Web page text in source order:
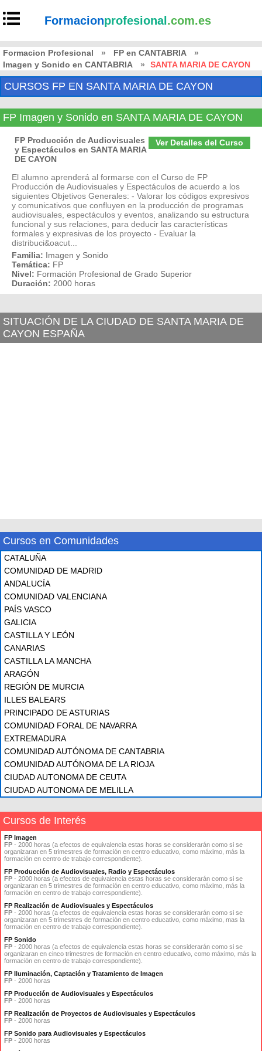
Formacionprofesional .com.es
Formacion Profesional » FP en CANTABRIA
»
Imagen y Sonido en CANTABRIA
» SANTA MARIA DE CAYON
CURSOS FP EN SANTA MARIA DE CAYON
FP Imagen y Sonido en SANTA MARIA DE CAYON
Ver Detalles del Curso
FP Producción de Audiovisuales
y Espectáculos en SANTA MARIA
DE CAYON
El alumno aprenderá al formarse con el Curso de FP
Producción de Audiovisuales y Espectáculos de acuerdo a los
siguientes Objetivos Generales: - Valorar los códigos expresivos
y comunicativos que confluyen en la producción de programas
audiovisuales, espectáculos y eventos, analizando su estructura
funcional y sus relaciones, para deducir las características
formales y expresivas de los proyecto - Evaluar la
distribuci&oacut...
Familia: Imagen y Sonido
Temática: FP
Nivel: Formación Profesional de Grado Superior
Duración: 2000 horas
SITUACIÓN DE LA CIUDAD DE SANTA MARIA DE
CAYON ESPAÑA
Cursos en Comunidades
CATALUÑA
COMUNIDAD DE MADRID
ANDALUCÍA
COMUNIDAD VALENCIANA
PAÍS VASCO
GALICIA
CASTILLA Y LEÓN
CANARIAS
CASTILLA LA MANCHA
ARAGÓN
REGIÓN DE MURCIA
ILLES BALEARS
PRINCIPADO DE ASTURIAS
COMUNIDAD FORAL DE NAVARRA
EXTREMADURA
COMUNIDAD AUTÓNOMA DE CANTABRIA
COMUNIDAD AUTÓNOMA DE LA RIOJA
CIUDAD AUTONOMA DE CEUTA
CIUDAD AUTONOMA DE MELILLA
Cursos de Interés
FP Imagen
FP - 2000 horas (a efectos de equivalencia estas horas se considerarán como si se
organizaran en 5 trimestres de formación en centro educativo, como máximo, más la
formación en centro de trabajo correspondiente).
FP Producción de Audiovisuales, Radio y Espectáculos
FP - 2000 horas (a efectos de equivalencia estas horas se considerarán como si se
organizaran en 5 trimestres de formación en centro educativo, como máximo, más la
formación en centro de trabajo correspondiente).
FP Realización de Audiovisuales y Espectáculos
FP - 2000 horas (a efectos de equivalencia estas horas se considerarán como si se
organizaran en 5 trimestres de formación en centro educativo, como máximo, mas la
formación en centro de trabajo correspondiente).
FP Sonido
FP - 2000 horas (a efectos de equivalencia estas horas se considerarán como si se
organizaran en cinco trimestres de formación en centro educativo, como máximo, más la
formación en centro de trabajo correspondiente).
FP Iluminación, Captación y Tratamiento de Imagen
FP - 2000 horas
FP Producción de Audiovisuales y Espectáculos
FP - 2000 horas
FP Realización de Proyectos de Audiovisuales y Espectáculos
FP - 2000 horas
FP Sonido para Audiovisuales y Espectáculos
FP - 2000 horas